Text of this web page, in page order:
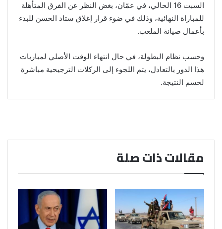
السبت 16 الحالي، في عمّان، بغض النظر عن الفرق المتأهلة
للمباراة النهائية، وذلك في ضوء قرار إغلاق ستاد الحسن للبدء
بأعمال صيانة الملعب.
وحسب نظام البطولة، في حال انتهاء الوقت الأصلي لمباريات
هذا الدور بالتعادل، يتم اللجوء إلى الركلات الترجيحية مباشرة
لحسم النتيجة.
مقالات ذات صلة